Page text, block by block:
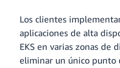
Los clientes
aplicaciones de alta
EKS en varias zonas de
eliminar un único punto